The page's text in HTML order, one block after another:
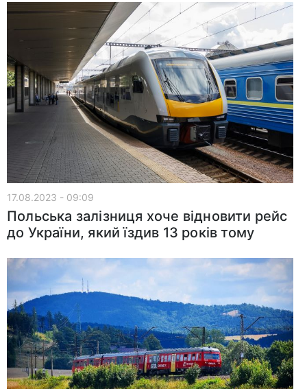
17.08.2023 - 09:09
Польська залізниця хоче відновити рейс
до України, який їздив 13 років тому